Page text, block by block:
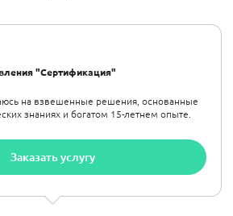
"Сертификация"
на взвешенные решения, основанные
знаниях и богатом 15-летнем опыте.
Заказать услугу